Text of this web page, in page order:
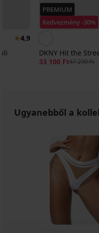
4,9
PREMIUM
Kedvezmény -30%
DKNY Hit the
33 100 Ft47 290 Ft
Ugyanebből a